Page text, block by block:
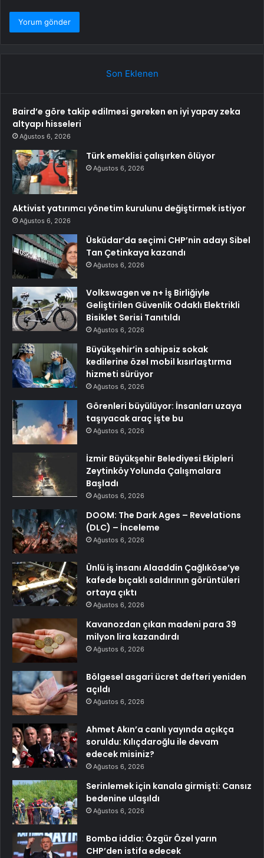
Son Eklenen
Baird’e göre takip edilmesi gereken en iyi yapay zeka
altyapı hisseleri
Ağustos 6, 2026
Türk emeklisi çalışırken ölüyor
Ağustos 6, 2026
Aktivist yatırımcı yönetim kurulunu değiştirmek istiyor
Ağustos 6, 2026
Üsküdar’da seçimi CHP’nin adayı Sibel
Tan Çetinkaya kazandı
Ağustos 6, 2026
Volkswagen ve n+ İş Birliğiyle
Geliştirilen Güvenlik Odaklı Elektrikli
Bisiklet Serisi Tanıtıldı
Ağustos 6, 2026
Büyükşehir’in sahipsiz sokak
kedilerine özel mobil kısırlaştırma
hizmeti sürüyor
Ağustos 6, 2026
Görenleri büyülüyor: İnsanları uzaya
taşıyacak araç işte bu
Ağustos 6, 2026
İzmir Büyükşehir Belediyesi Ekipleri
Zeytinköy Yolunda Çalışmalara
Başladı
Ağustos 6, 2026
DOOM: The Dark Ages – Revelations
(DLC) – İnceleme
Ağustos 6, 2026
Ünlü iş insanı Alaaddin Çağlıköse’ye
kafede bıçaklı saldırının görüntüleri
ortaya çıktı
Ağustos 6, 2026
Kavanozdan çıkan madeni para 39
milyon lira kazandırdı
Ağustos 6, 2026
Bölgesel asgari ücret defteri yeniden
açıldı
Ağustos 6, 2026
Ahmet Akın’a canlı yayında açıkça
soruldu: Kılıçdaroğlu ile devam
edecek misiniz?
Ağustos 6, 2026
Serinlemek için kanala girmişti: Cansız
bedenine ulaşıldı
Ağustos 6, 2026
Bomba iddia: Özgür Özel yarın
CHP’den istifa edecek